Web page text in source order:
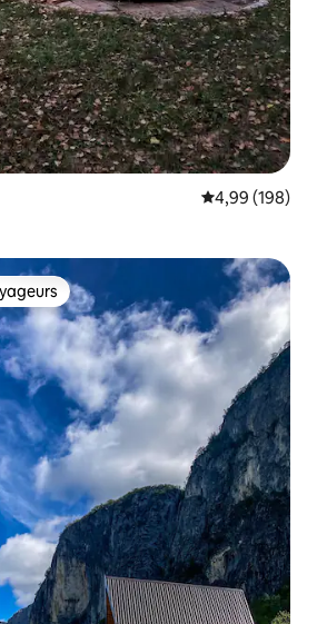
Évaluation
4,99 (198)
les plus appréciés